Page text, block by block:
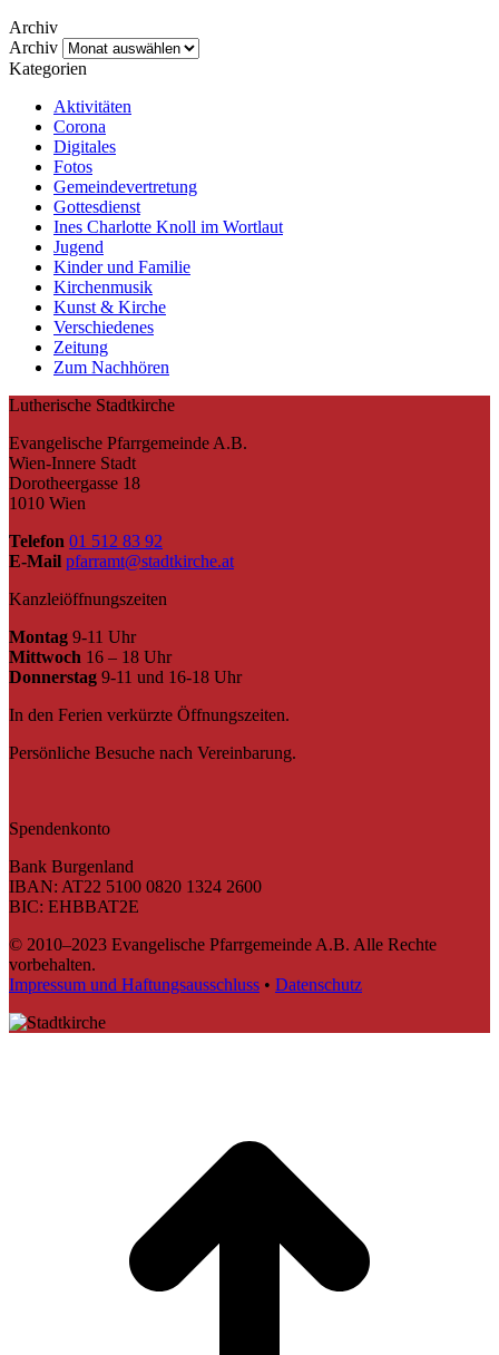
Archiv
Archiv
Kategorien
Aktivitäten
Corona
Digitales
Fotos
Gemeindevertretung
Gottesdienst
Ines Charlotte Knoll im Wortlaut
Jugend
Kinder und Familie
Kirchenmusik
Kunst & Kirche
Verschiedenes
Zeitung
Zum Nachhören
Lutherische Stadtkirche
Evangelische Pfarrgemeinde A.B.
Wien-Innere Stadt
Dorotheergasse 18
1010 Wien
Telefon 01 512 83 92
E-Mail pfarramt@stadtkirche.at
Kanzleiöffnungszeiten
Montag 9-11 Uhr
Mittwoch 16 – 18 Uhr
Donnerstag 9-11 und 16-18 Uhr
In den Ferien verkürzte Öffnungszeiten.
Persönliche Besuche nach Vereinbarung.
Spendenkonto
Bank Burgenland
IBAN: AT22 5100 0820 1324 2600
BIC: EHBBAT2E
© 2010–2023 Evangelische Pfarrgemeinde A.B. Alle Rechte
vorbehalten.
Impressum und Haftungsausschluss • Datenschutz